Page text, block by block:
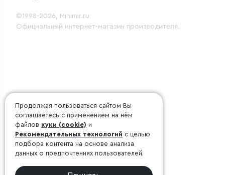
©1998-2026, Minimir.ru
Официальный интернет-магазин производителя.
Продолжая пользоваться сайтом Вы
соглашаетесь с применением на нём
файлов куки (cookie) и
Рекомендательных технологий с целью
подбора контента на основе анализа
данных о предпочтениях пользователей.